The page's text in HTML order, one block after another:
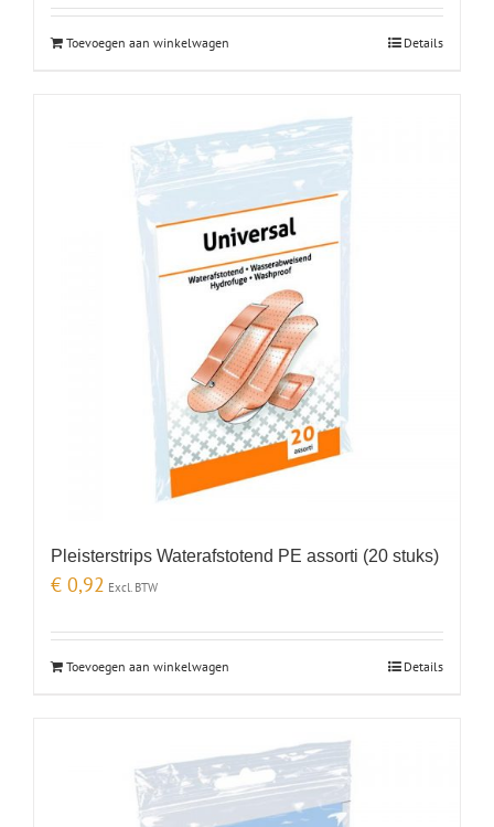
Toevoegen aan winkelwagen Details
Pleisterstrips Waterafstotend PE assorti (20 stuks)
€ 0,92 Excl. BTW
Toevoegen aan winkelwagen Details